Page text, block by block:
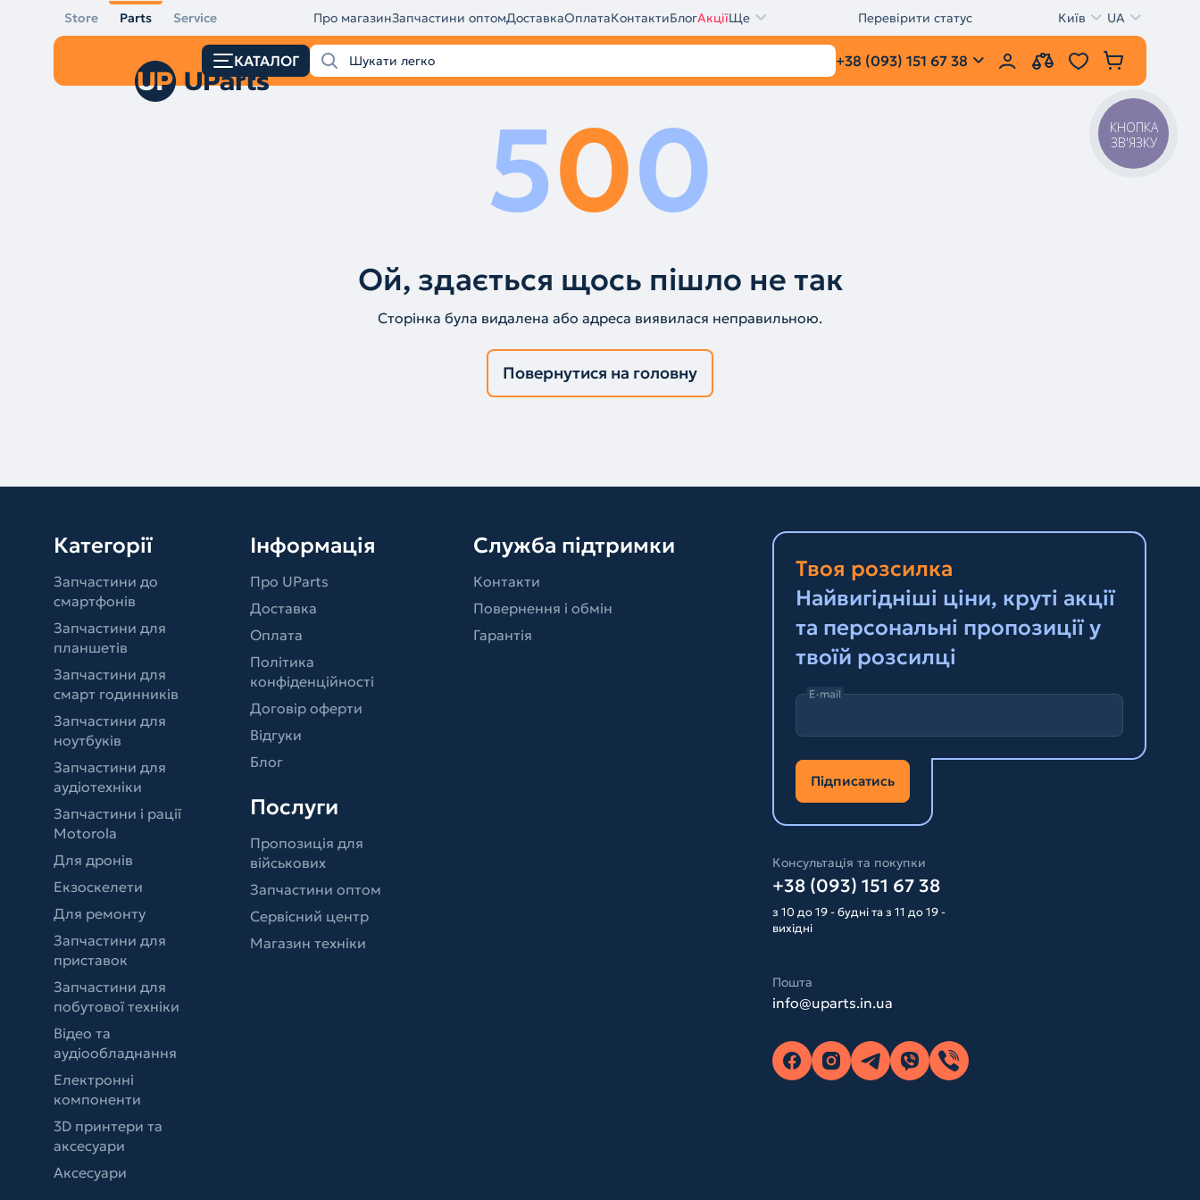
Store Parts Service Про магазинЗапчастини оптомДоставкаОплатаКонтактиБлогАкціїЩе Перевірити статус Київ UA
КАТАЛОГ +38 (093) 151 67 38
500
Ой, здається щось пішло не так
Сторінка була видалена або адреса виявилася неправильною.
Повернутися на головну
Категорії
Запчастини до
смартфонів
Запчастини для
планшетів
Запчастини для
смарт годинників
Запчастини для
ноутбуків
Запчастини для
аудіотехніки
Запчастини і рації
Motorola
Для дронів
Екзоскелети
Для ремонту
Запчастини для
приставок
Запчастини для
побутової техніки
Відео та
аудіообладнання
Електронні
компоненти
3D принтери та
аксесуари
Аксесуари
Інформація
Про UParts
Доставка
Оплата
Політика
конфіденційності
Договір оферти
Відгуки
Блог
Послуги
Пропозиція для
військових
Запчастини оптом
Сервісний центр
Магазин техніки
Служба підтримки
Контакти
Повернення і обмін
Гарантія
Твоя розсилка
Найвигідніші ціни, круті акції
та персональні пропозиції у
твоїй розсилці
E-mail
Підписатись
Консультація та покупки
+38 (093) 151 67 38
з 10 до 19 - будні та з 11 до 19 -
вихідні
Пошта
info@uparts.in.ua
КНОПКА
ЗВ'ЯЗКУ